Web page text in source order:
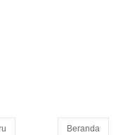
Beranda